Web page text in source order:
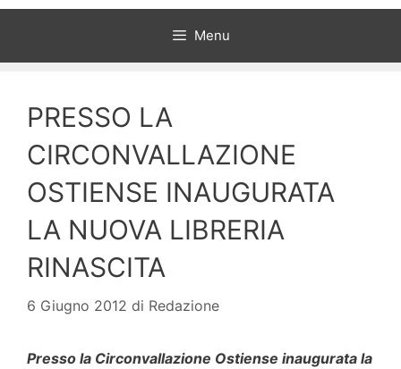
Menu
PRESSO LA
CIRCONVALLAZIONE
OSTIENSE INAUGURATA
LA NUOVA LIBRERIA
RINASCITA
6 Giugno 2012 di Redazione
Presso la Circonvallazione Ostiense inaugurata la